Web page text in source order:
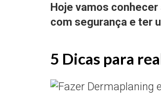
Hoje vamos
com segurança e ter
5 Dicas para